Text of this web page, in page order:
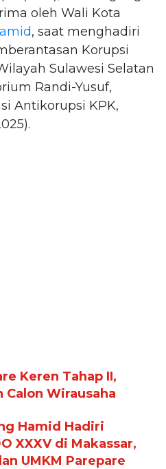
oleh Wali Kota
, saat menghadiri
Korupsi
Sulawesi Selatan
Randi-Yusuf,
Antikorupsi KPK,
Keren Tahap II,
Wirausaha
Hamid Hadiri
XXXV di Makassar,
UMKM Parepare